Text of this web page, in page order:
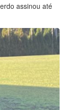
assinou até